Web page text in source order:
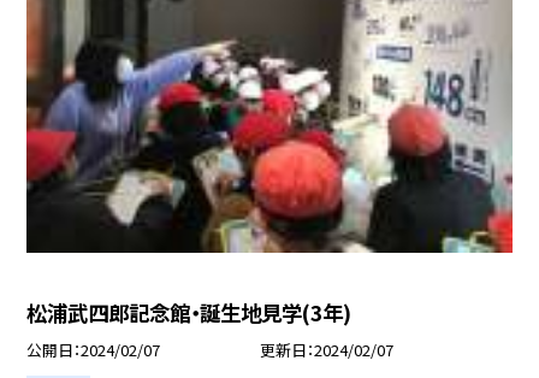
松浦武四郎記念館・誕生地見学(3年)
公開日 2024/02/07 更新日 2024/02/07